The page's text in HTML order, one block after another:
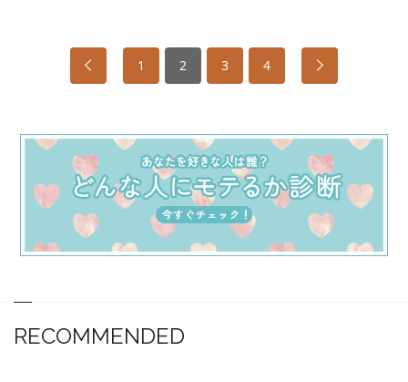
1 2 3 4
RECOMMENDED